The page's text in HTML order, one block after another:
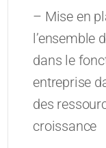
– Mise en
l’ensemble
dans le
entreprise
des
croissance